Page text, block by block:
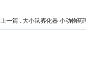
上一篇 : 大小鼠雾化器 小动物药